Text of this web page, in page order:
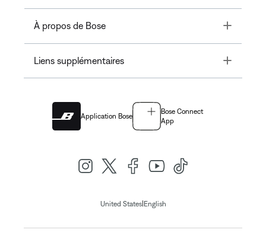
À propos de Bose Toggle
Liens supplémentaires Toggle
Application Bose
Bose Connect
App
United States|English